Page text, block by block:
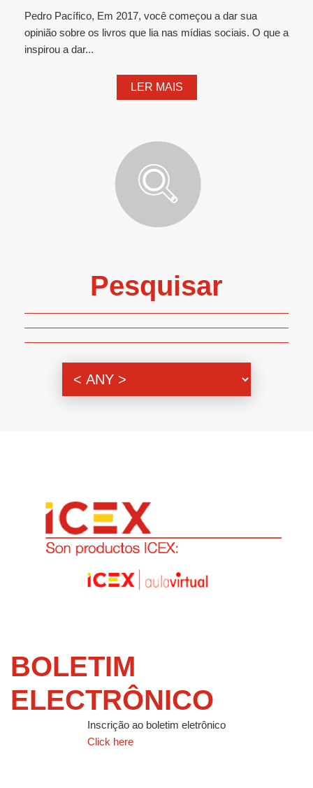
Pedro Pacífico, Em 2017, você começou a dar sua
opinião sobre os livros que lia nas mídias sociais. O que a
inspirou a dar...
LER MAIS
Pesquisar
BOLETIM
ELECTRÔNICO
Inscrição ao boletim eletrônico
Click here